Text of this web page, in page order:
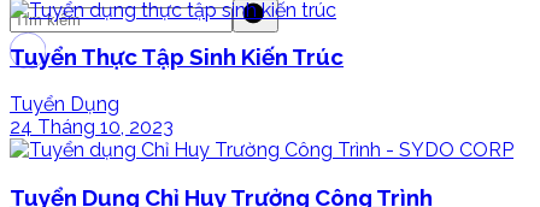
Tuyển Thực Tập Sinh Kiến Trúc
Tuyển Dụng
24 Tháng 10, 2023
Tuyển Dụng Chỉ Huy Trưởng Công Trình